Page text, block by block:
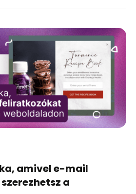
amivel e-mail
a